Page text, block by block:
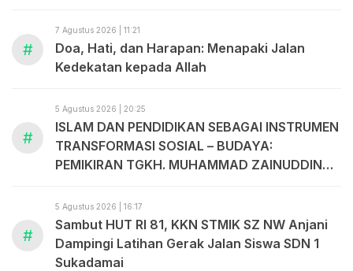
#
7 Agustus 2026 | 11:21
Doa, Hati, dan Harapan: Menapaki Jalan
Kedekatan kepada Allah
#
5 Agustus 2026 | 20:25
ISLAM DAN PENDIDIKAN SEBAGAI INSTRUMEN
TRANSFORMASI SOSIAL – BUDAYA:
PEMIKIRAN TGKH. MUHAMMAD ZAINUDDIN
#
5 Agustus 2026 | 16:17
Sambut HUT RI 81, KKN STMIK SZ NW Anjani
Dampingi Latihan Gerak Jalan Siswa SDN 1
Sukadamai